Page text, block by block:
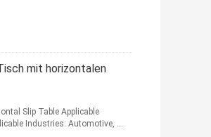
mit horizontalen
Slip Table Applicable
Industries: Automotive, ...